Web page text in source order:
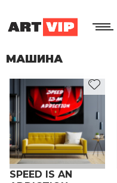
МАШИНА
SPEED IS AN